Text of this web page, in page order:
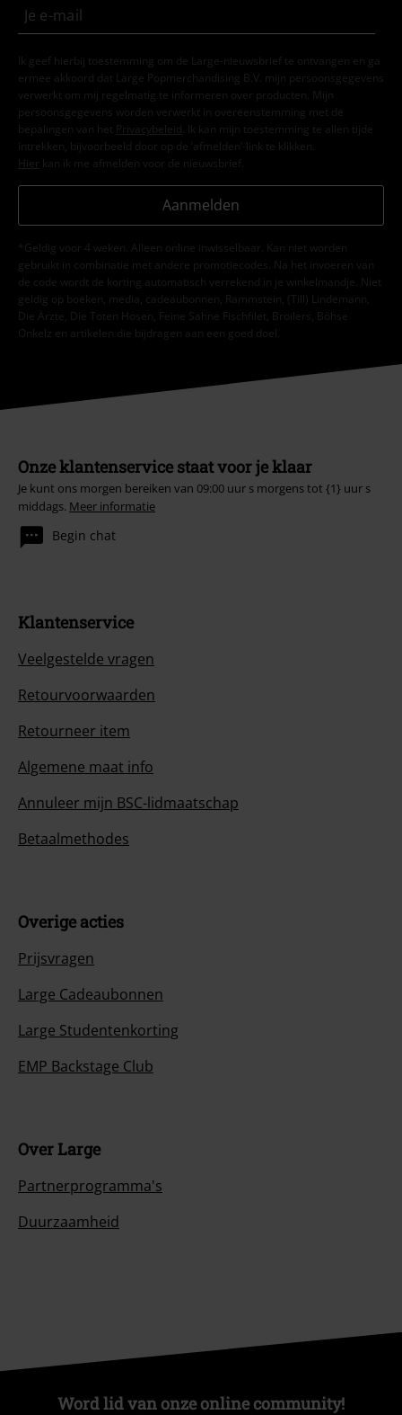
Ik geef hierbij toestemming om de Large-nieuwsbrief te ontvangen en ga
ermee akkoord dat Large Popmerchandising B.V. mijn persoonsgegevens
verwerkt om mij regelmatig te informeren over producten. Mijn
persoonsgegevens worden verwerkt in overeenstemming met de
bepalingen van het
Privacybeleid . Ik kan mijn toestemming te allen tijde
intrekken, bijvoorbeeld door op de ‘afmelden’-link te klikken.
Hier kan ik me afmelden voor de nieuwsbrief.
Aanmelden
*Geldig voor 4 weken. Alleen online inwisselbaar. Kan niet worden
gebruikt in combinatie met andere promotiecodes. Na het invoeren van
de code wordt de korting automatisch verrekend in je winkelmandje. Niet
geldig op boeken, media, cadeaubonnen, Rammstein, (Till) Lindemann,
Die Ärzte, Die Toten Hosen, Feine Sahne Fischfilet, Broilers, Böhse
Onkelz en artikelen die bijdragen aan een goed doel.
Onze klantenservice staat voor je klaar
Je kunt ons morgen bereiken van 09:00 uur s morgens tot {1} uur s
middags. Meer informatie
Begin chat
Klantenservice
Veelgestelde vragen
Retourvoorwaarden
Retourneer item
Algemene maat info
Annuleer mijn BSC-lidmaatschap
Betaalmethodes
Overige acties
Prijsvragen
Large Cadeaubonnen
Large Studentenkorting
EMP Backstage Club
Over Large
Partnerprogramma's
Duurzaamheid
Word lid van onze online community!